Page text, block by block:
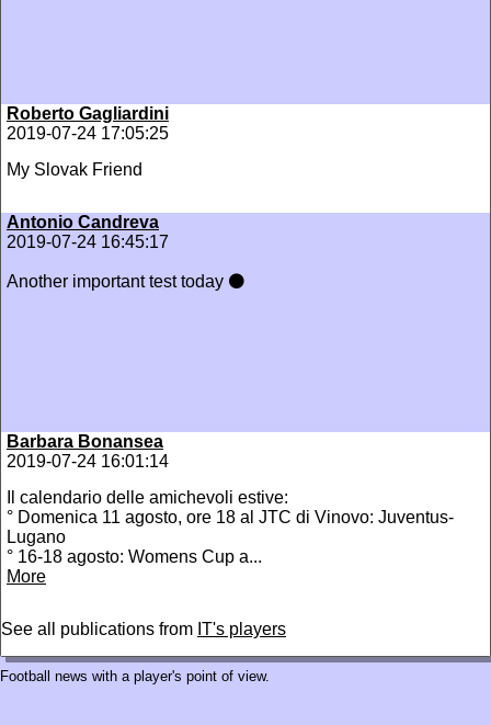
Roberto Gagliardini
2019-07-24 17:05:25
My Slovak Friend
Antonio Candreva
2019-07-24 16:45:17
Another important test today ⚫
Barbara Bonansea
2019-07-24 16:01:14
Il calendario delle amichevoli estive:
° Domenica 11 agosto, ore 18 al JTC di Vinovo: Juventus-
Lugano
° 16-18 agosto: Womens Cup a...
More
See all publications from IT's players
Football news with a player's point of view.